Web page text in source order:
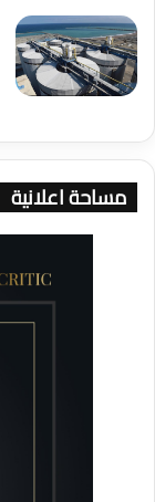
مساحة اعلانية